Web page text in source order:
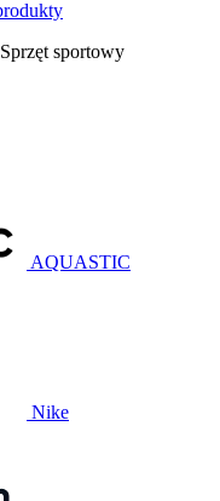
Sprzęt sportowy
AQUASTIC
Nike